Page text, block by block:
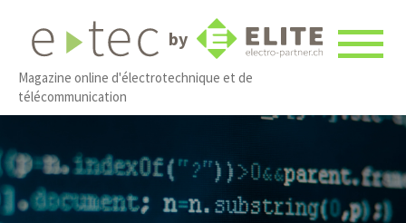
by
Magazine online d'électrotechnique et de
télécommunication